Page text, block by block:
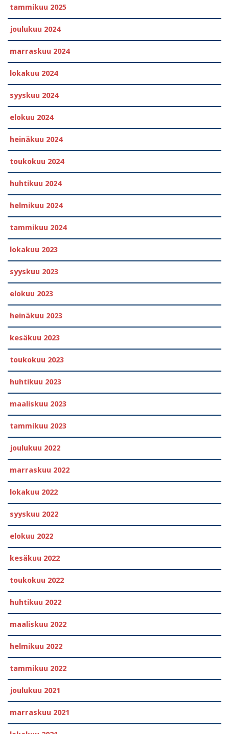
tammikuu 2025
joulukuu 2024
marraskuu 2024
lokakuu 2024
syyskuu 2024
elokuu 2024
heinäkuu 2024
toukokuu 2024
huhtikuu 2024
helmikuu 2024
tammikuu 2024
lokakuu 2023
syyskuu 2023
elokuu 2023
heinäkuu 2023
kesäkuu 2023
toukokuu 2023
huhtikuu 2023
maaliskuu 2023
tammikuu 2023
joulukuu 2022
marraskuu 2022
lokakuu 2022
syyskuu 2022
elokuu 2022
kesäkuu 2022
toukokuu 2022
huhtikuu 2022
maaliskuu 2022
helmikuu 2022
tammikuu 2022
joulukuu 2021
marraskuu 2021